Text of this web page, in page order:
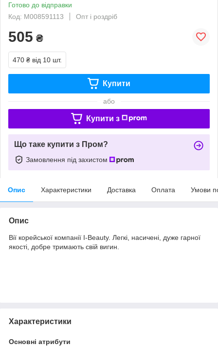
Готово до відправки
Код: M008591113
Опт і роздріб
505 ₴
470 ₴ від 10 шт.
Купити
або
Купити з
Що таке купити з Пром?
Замовлення під захистом
Опис Характеристики Доставка Оплата Умови
Опис
Вії корейської компанії I-Beauty. Легкі, насичені, дуже гарної
якості, добре тримають свій вигин.
Характеристики
Основні атрибути